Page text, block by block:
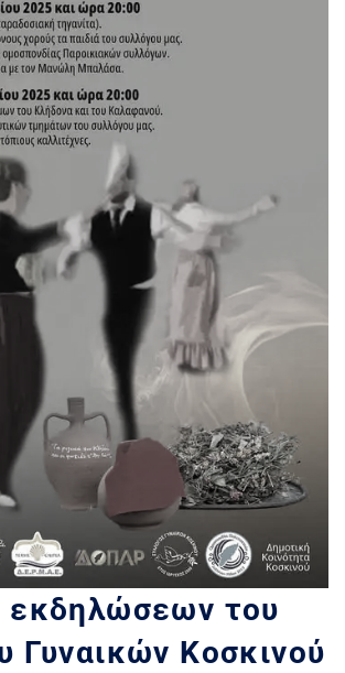
εκδηλώσεων του
Γυναικών Κοσκινού